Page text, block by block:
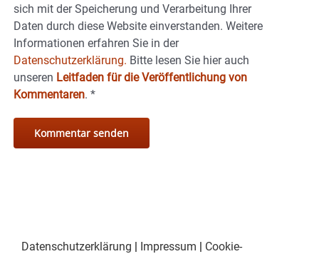
sich mit der Speicherung und Verarbeitung Ihrer
Daten durch diese Website einverstanden. Weitere
Informationen erfahren Sie in der
Datenschutzerklärung. Bitte lesen Sie hier auch
unseren Leitfaden für die Veröffentlichung von
Kommentaren. *
Datenschutzerklärung Impressum Cookie-